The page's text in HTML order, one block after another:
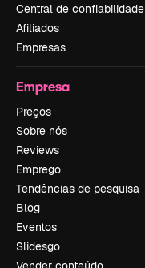
Central de confiabilidade
Afiliados
Empresas
Empresa
Preços
Sobre nós
Reviews
Emprego
Tendências de pesquisa
Blog
Eventos
Slidesgo